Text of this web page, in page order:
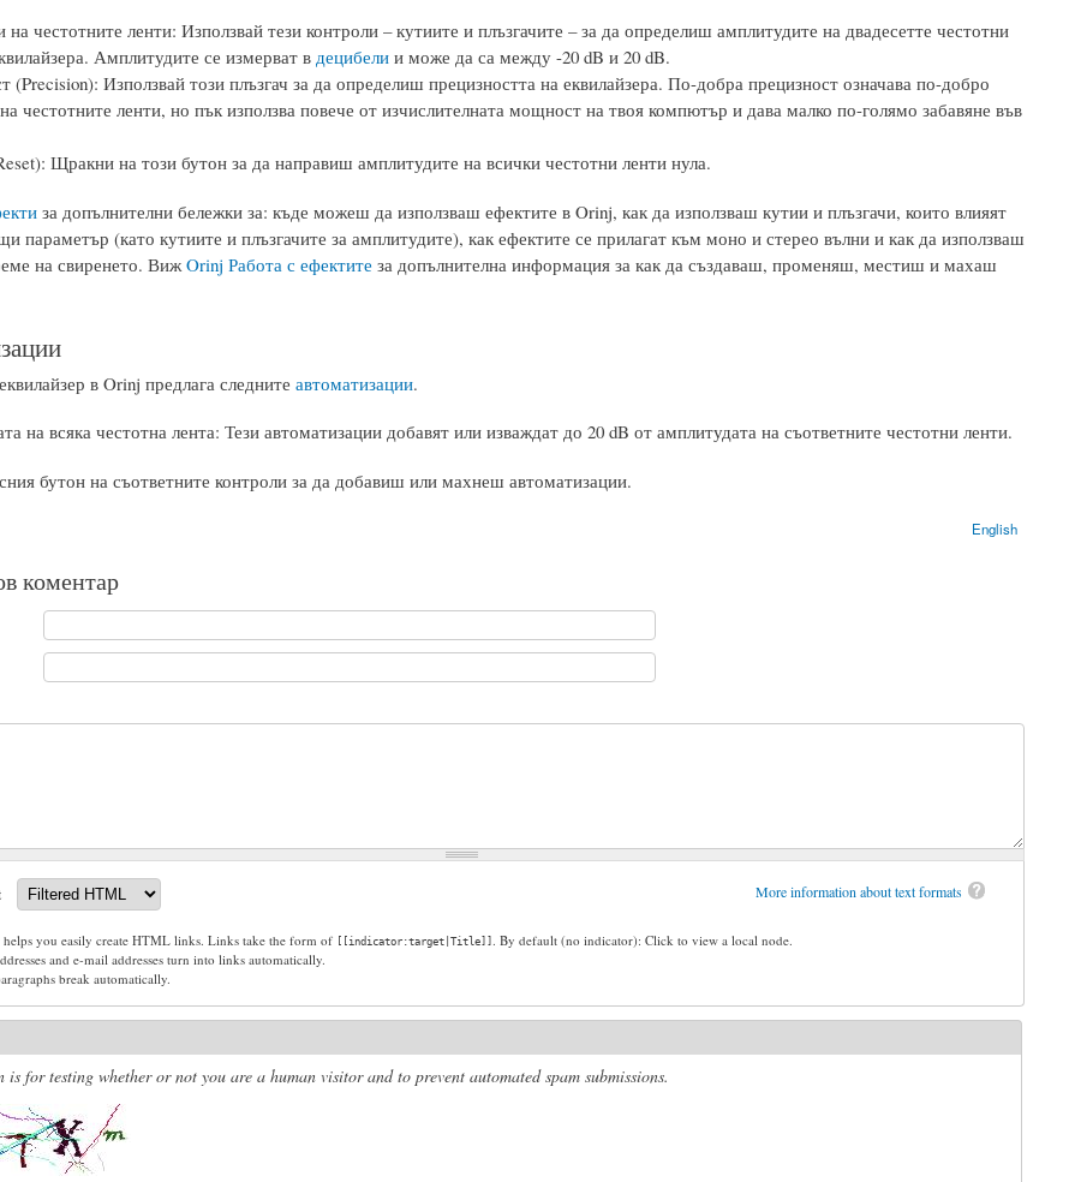
честотните ленти: Използвай тези контроли – кутиите и плъзгачите – за да определиш амплитудите на двадесетте честотни
Амплитудите се измерват в децибелии може да са между -20 dB и 20 dB.
(Precision): Използвай този плъзгач за да определиш прецизността на еквилайзера. По-добра прецизност означава по-добро
честотните ленти, но пък използва повече от изчислителната мощност на твоя компютър и дава малко по-голямо забавяне във
Щракни на този бутон за да направиш амплитудите на всички честотни ленти нула.
за допълнителни бележки за: къде можеш да използваш ефектите в Orinj, как да използваш кутии и плъзгачи, които влияят
параметър (като кутиите и плъзгачите за амплитудите), как ефектите се прилагат към моно и стерео вълни и как да използваш
на свиренето. Виж Orinj Работа с ефектите за допълнителна информация за как да създаваш, променяш, местиш и махаш
в Orinj предлага следните автоматизации.
на всяка честотна лента: Тези автоматизации добавят или изваждат до 20 dB от амплитудата на съответните честотни ленти.
бутон на съответните контроли за да добавиш или махнеш автоматизации.
English
коментар
More information about text formats
you easily create HTML links. Links take the form of [[indicator:target|Title]]
. By default (no indicator): Click to view a local node.
and e-mail addresses turn into links automatically.
break automatically.
is for testing whether or not you are a human visitor and to prevent automated spam submissions.